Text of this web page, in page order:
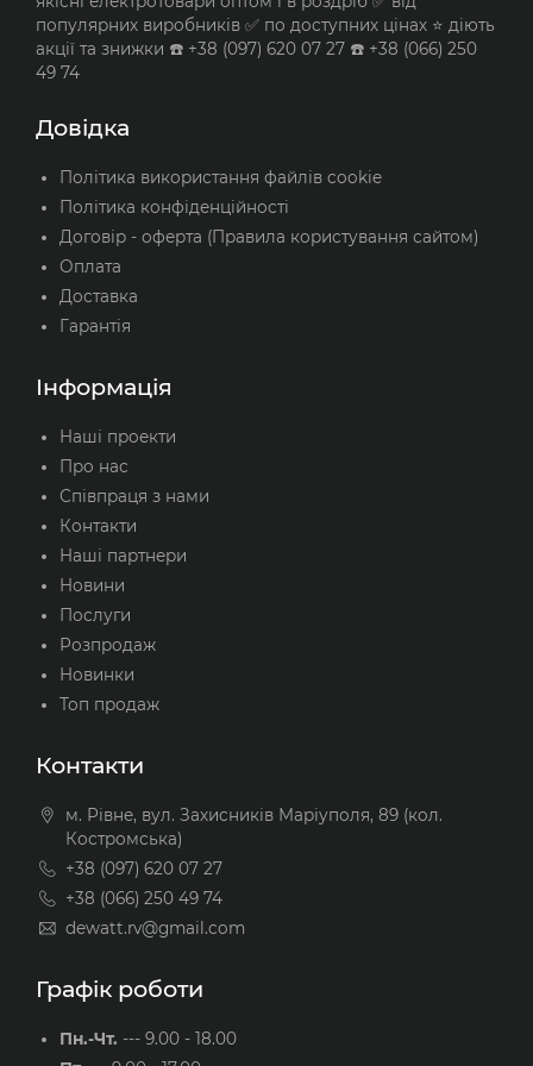
популярних виробників ✅ по доступних цінах ⭐ діють
акції та знижки ☎️ +38 (097) 620 07 27 ☎️ +38 (066) 250
49 74
Довідка
Політика використання файлів cookie
Політика конфіденційності
Договір - оферта (Правила користування сайтом)
Оплата
Доставка
Гарантія
Інформація
Наші проекти
Про нас
Співпраця з нами
Контакти
Наші партнери
Новини
Послуги
Розпродаж
Новинки
Топ продаж
Контакти
м. Рівне, вул. Захисників Маріуполя, 89 (кол.
Костромська)
+38 (097) 620 07 27
+38 (066) 250 49 74
dewatt.rv@gmail.com
Графік роботи
Пн.-Чт. --- 9.00 - 18.00